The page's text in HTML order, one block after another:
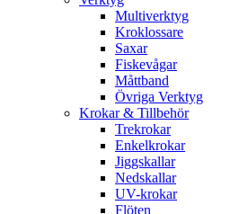
Multiverktyg
Kroklossare
Saxar
Fiskevågar
Måttband
Övriga Verktyg
Krokar & Tillbehör
Trekrokar
Enkelkrokar
Jiggskallar
Nedskallar
UV-krokar
Flöten